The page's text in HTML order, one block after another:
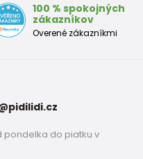
100 % spokojných
zákazníkov
Overené zákazníkmi
pondelka do piatku v